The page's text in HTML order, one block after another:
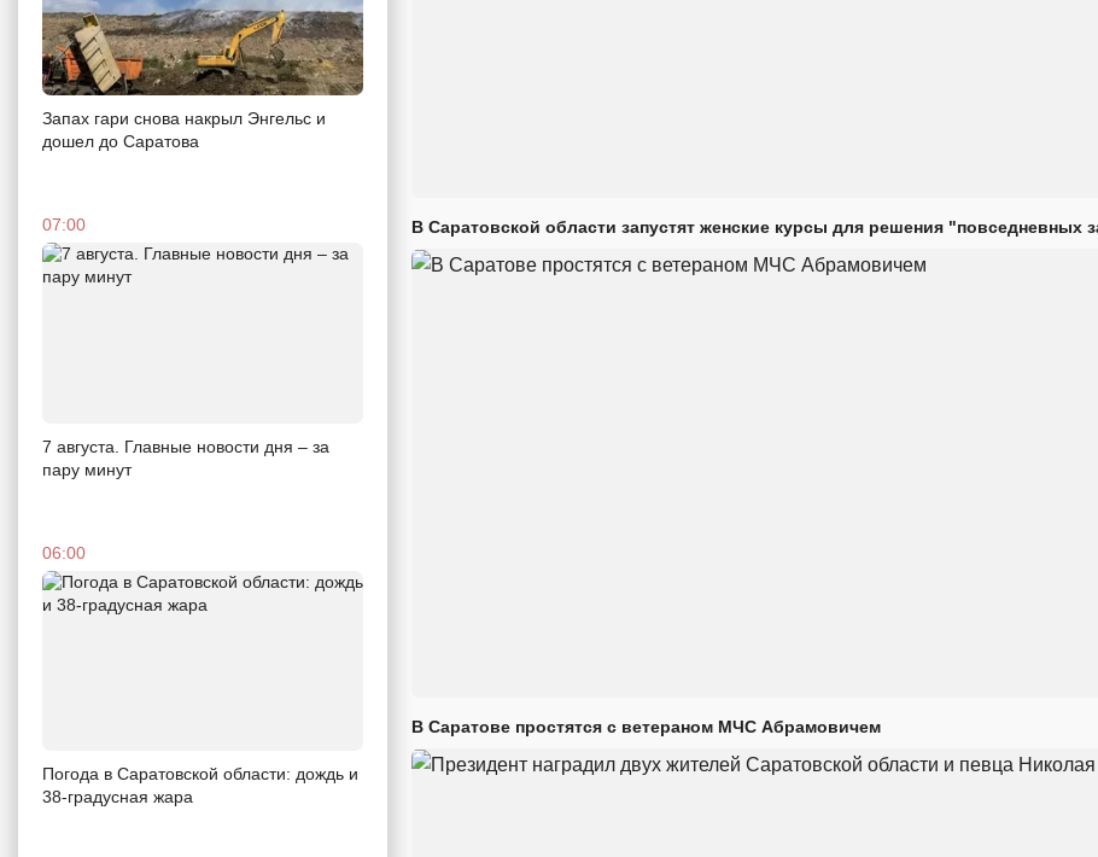
Запах гари снова накрыл Энгельс и
дошел до Саратова
07:00
7 августа. Главные новости дня – за
пару минут
06:00
Погода в Саратовской области: дождь и
38-градусная жара
В Саратовской области запустят женские курсы для решения "повседневных
В Саратове простятся с ветераном МЧС Абрамовичем